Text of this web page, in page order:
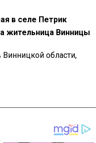
в селе Петрик
жительница Винницы
области,